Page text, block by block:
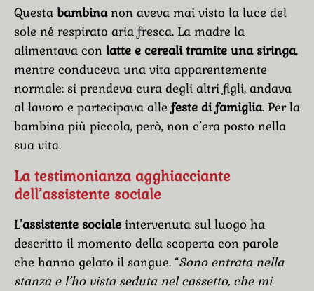
Questa bambinanon aveva mai visto la luce del
sole né respirato aria fresca. La madre la
alimentava con latte e cereali tramite una siringa,
mentre conduceva una vita apparentemente
normale: si prendeva cura degli altri figli, andava
al lavoro e partecipava alle feste di famiglia. Per la
bambina più piccola, però, non c’era posto nella
sua vita.
La testimonianza agghiacciante
dell’assistente sociale
L’assistente sociale intervenuta sul luogo ha
descritto il momento della scoperta con parole
che hanno gelato il sangue. “Sono entrata nella
stanza e l’ho vista seduta nel cassetto, che mi